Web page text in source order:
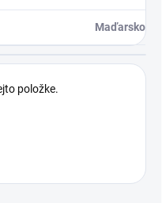
Maďarsko
položke.